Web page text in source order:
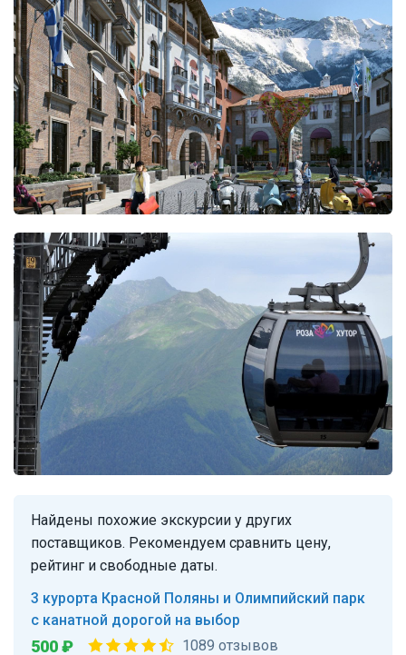
Найдены похожие экскурсии у других
поставщиков. Рекомендуем сравнить цену,
рейтинг и свободные даты.
3 курорта Красной Поляны и Олимпийский парк
с канатной дорогой на выбор
500 ₽ 1089 отзывов